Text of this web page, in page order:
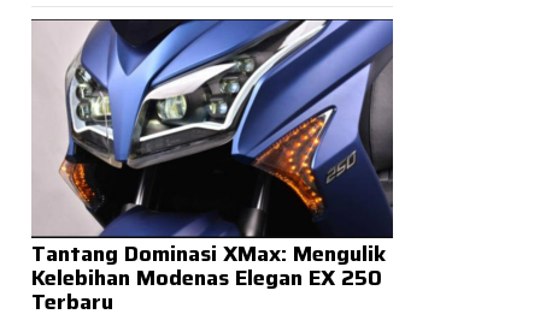
Tantang Dominasi XMax: Mengulik
Kelebihan Modenas Elegan EX 250
Terbaru